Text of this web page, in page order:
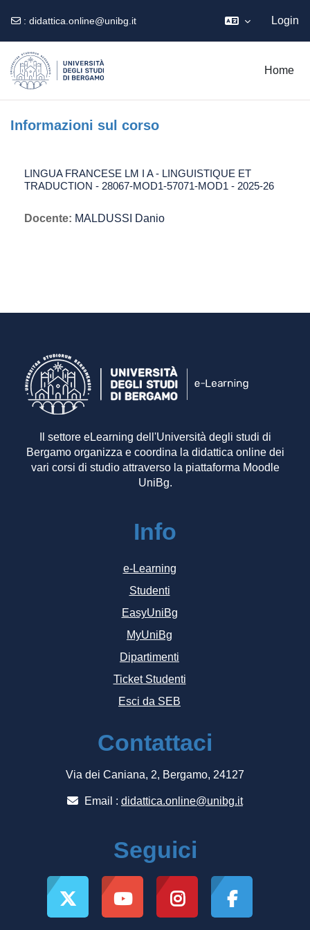
: didattica.online@unibg.it Login
Home
Informazioni sul corso
LINGUA FRANCESE LM I A - LINGUISTIQUE ET
TRADUCTION - 28067-MOD1-57071-MOD1 - 2025-26
Docente: MALDUSSI Danio
Il settore eLearning dell'Università degli studi di
Bergamo organizza e coordina la didattica online dei
vari corsi di studio attraverso la piattaforma Moodle
UniBg.
Info
e-Learning
Studenti
EasyUniBg
MyUniBg
Dipartimenti
Ticket Studenti
Esci da SEB
Contattaci
Via dei Caniana, 2, Bergamo, 24127
Email : didattica.online@unibg.it
Seguici